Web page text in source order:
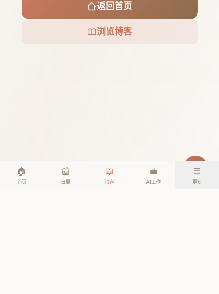
返回首页
浏览博客
🏠
首页
📰
日报
📖
博客
💼
AI工作
☰
更多